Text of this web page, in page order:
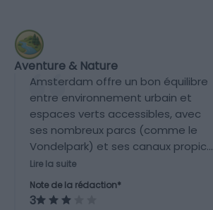
Aventure & Nature
Amsterdam offre un bon équilibre
entre environnement urbain et
espaces verts accessibles, avec
ses nombreux parcs (comme le
Vondelpark) et ses canaux propices
aux balades à vélo ou en bateau.
Cependant, ce n’est pas une
destination de nature immersive,
Lire la suite
Note de la rédaction*
3